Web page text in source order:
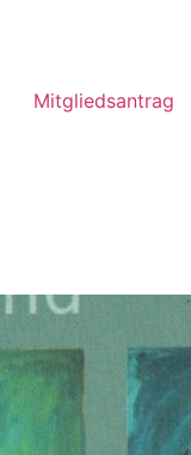
Mitgliedsantrag